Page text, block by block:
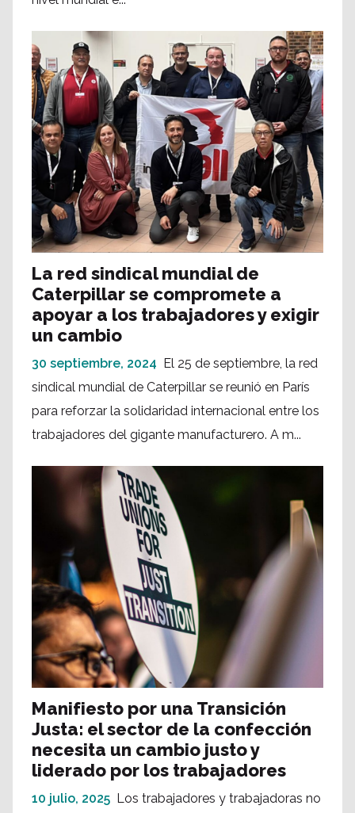
La red sindical mundial de
Caterpillar se compromete a
apoyar a los trabajadores y exigir
un cambio
30 septiembre, 2024 El 25 de septiembre, la red
sindical mundial de Caterpillar se reunió en París
para reforzar la solidaridad internacional entre los
trabajadores del gigante manufacturero. A m...
Manifiesto por una Transición
Justa: el sector de la confección
necesita un cambio justo y
liderado por los trabajadores
10 julio, 2025 Los trabajadores y trabajadoras no